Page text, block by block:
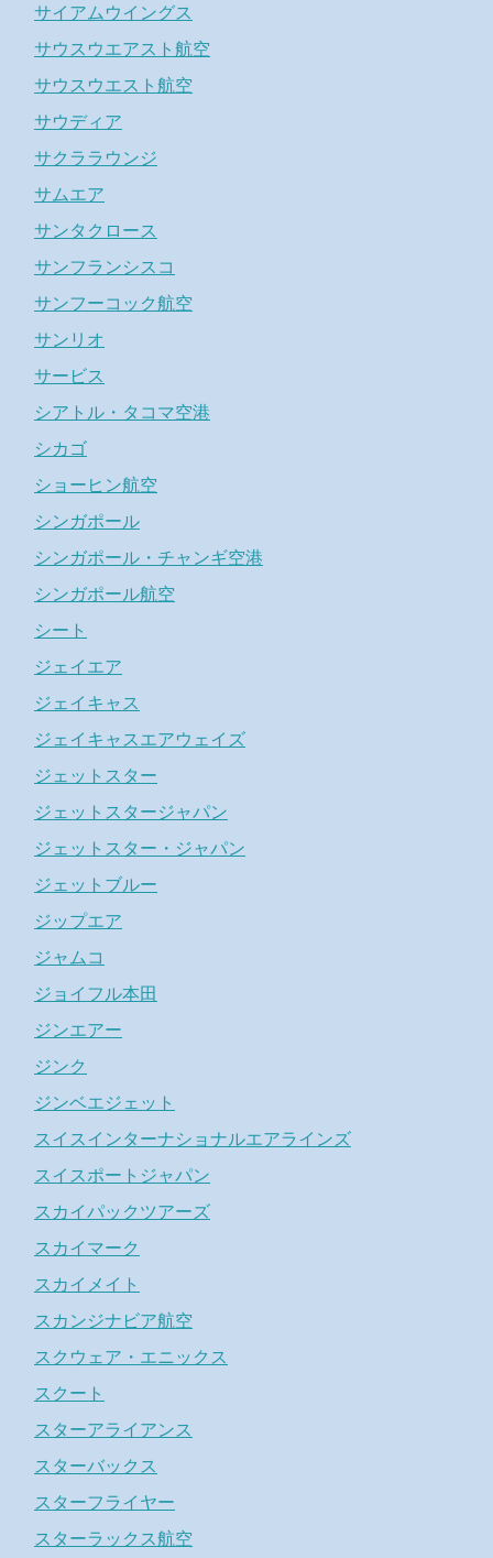
サイアムウイングス
サウスウエアスト航空
サウスウエスト航空
サウディア
サクララウンジ
サムエア
サンタクロース
サンフランシスコ
サンフーコック航空
サンリオ
サービス
シアトル・タコマ空港
シカゴ
ショーヒン航空
シンガポール
シンガポール・チャンギ空港
シンガポール航空
シート
ジェイエア
ジェイキャス
ジェイキャスエアウェイズ
ジェットスター
ジェットスタージャパン
ジェットスター・ジャパン
ジェットブルー
ジップエア
ジャムコ
ジョイフル本田
ジンエアー
ジンク
ジンベエジェット
スイスインターナショナルエアラインズ
スイスポートジャパン
スカイパックツアーズ
スカイマーク
スカイメイト
スカンジナビア航空
スクウェア・エニックス
スクート
スターアライアンス
スターバックス
スターフライヤー
スターラックス航空